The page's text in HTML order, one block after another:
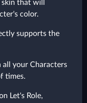
that will
color.
supports the
all your Characters
times.
Let's Role,